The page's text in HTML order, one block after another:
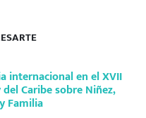
internacional en el XVII
Caribe sobre Niñez,
Familia